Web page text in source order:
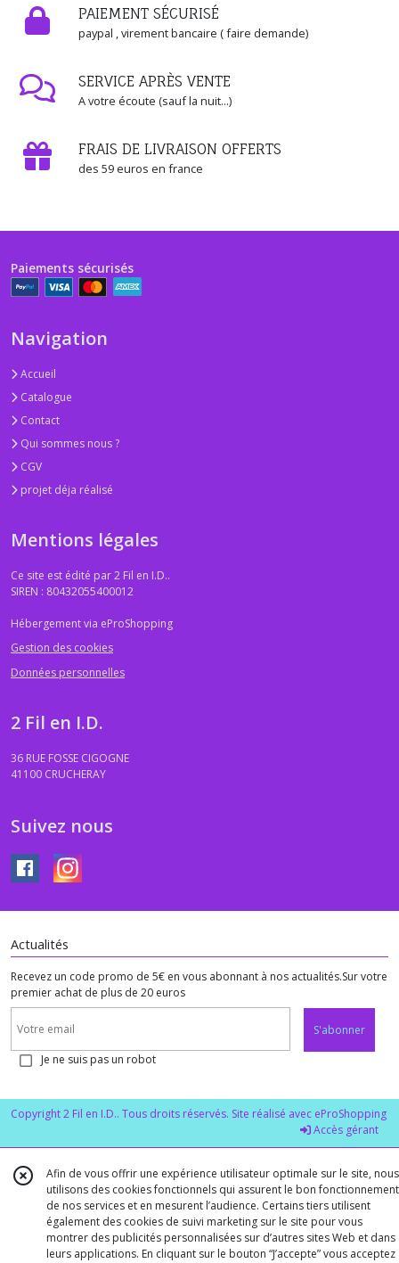
PAIEMENT SÉCURISÉ
paypal , virement bancaire ( faire demande)
SERVICE APRÈS VENTE
A votre écoute (sauf la nuit...)
FRAIS DE LIVRAISON OFFERTS
des 59 euros en france
Paiements sécurisés
Navigation
Accueil
Catalogue
Contact
Qui sommes nous ?
CGV
projet déja réalisé
Mentions légales
Ce site est édité par 2 Fil en I.D..
SIREN : 80432055400012
Hébergement via eProShopping
Gestion des cookies
Données personnelles
2 Fil en I.D.
36 RUE FOSSE CIGOGNE
41100 CRUCHERAY
Suivez nous
Actualités
Recevez un code promo de 5€ en vous abonnant à nos actualités.Sur votre
premier achat de plus de 20 euros
S'abonner
Je ne suis pas un robot
Copyright 2 Fil en I.D.. Tous droits réservés. Site réalisé avec eProShopping
Accès gérant
Afin de vous offrir une expérience utilisateur optimale sur le site, nous
utilisons des cookies fonctionnels qui assurent le bon fonctionnement
de nos services et en mesurent l’audience. Certains tiers utilisent
également des cookies de suivi marketing sur le site pour vous
montrer des publicités personnalisées sur d’autres sites Web et dans
leurs applications. En cliquant sur le bouton “J’accepte” vous acceptez